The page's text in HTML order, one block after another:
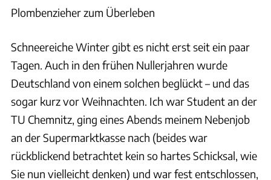
Plombenzieher zum Überleben
Schneereiche Winter gibt es nicht erst seit ein paar
Tagen. Auch in den frühen Nullerjahren wurde
Deutschland von einem solchen beglückt – und das
sogar kurz vor Weihnachten. Ich war Student an der
TU Chemnitz, ging eines Abends meinem Nebenjob
an der Supermarktkasse nach (beides war
rückblickend betrachtet kein so hartes Schicksal, wie
Sie nun vielleicht denken) und war fest entschlossen,